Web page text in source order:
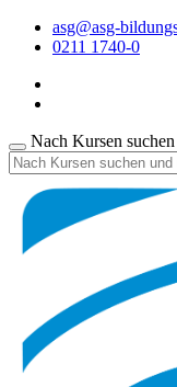
asg@asg-
0211 1740-0
Nach Kursen